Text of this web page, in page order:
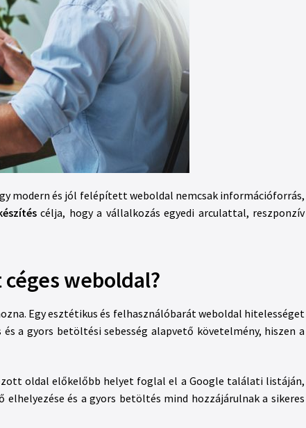
modern és jól felépített weboldal nemcsak információforrás,
célja, hogy a vállalkozás egyedi arculattal, reszponzív
weboldal?
Egy esztétikus és felhasználóbarát weboldal hitelességet
a gyors betöltési sebesség alapvető követelmény, hiszen a
oldal előkelőbb helyet foglal el a Google találati listáján,
és a gyors betöltés mind hozzájárulnak a sikeres